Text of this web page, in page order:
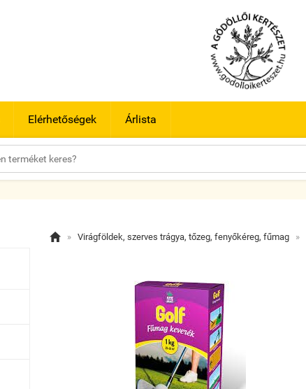
Elérhetőségek Árlista
 » Virágföldek, szerves trágya, tőzeg, fenyőkéreg, fűmag »